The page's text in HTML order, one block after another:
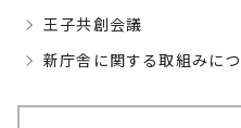
王子共創会議
新庁舎に関する取組みに